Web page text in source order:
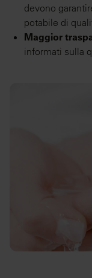
devono
potabile di
Maggior
informati sulla